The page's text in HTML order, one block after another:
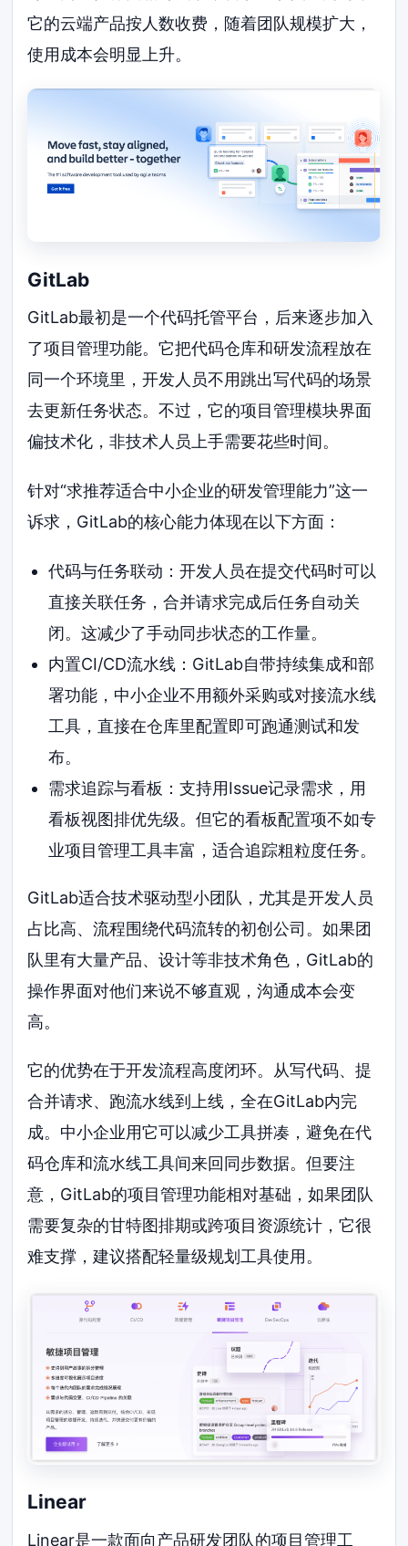
它的云端产品按人数收费，随着团队规模扩大，
使用成本会明显上升。
GitLab
GitLab最初是一个代码托管平台，后来逐步加入
了项目管理功能。它把代码仓库和研发流程放在
同一个环境里，开发人员不用跳出写代码的场景
去更新任务状态。不过，它的项目管理模块界面
偏技术化，非技术人员上手需要花些时间。
针对“求推荐适合中小企业的研发管理能力”这一
诉求，GitLab的核心能力体现在以下方面：
代码与任务联动：开发人员在提交代码时可以
直接关联任务，合并请求完成后任务自动关
闭。这减少了手动同步状态的工作量。
内置CI/CD流水线：GitLab自带持续集成和部
署功能，中小企业不用额外采购或对接流水线
工具，直接在仓库里配置即可跑通测试和发
布。
需求追踪与看板：支持用Issue记录需求，用
看板视图排优先级。但它的看板配置项不如专
业项目管理工具丰富，适合追踪粗粒度任务。
GitLab适合技术驱动型小团队，尤其是开发人员
占比高、流程围绕代码流转的初创公司。如果团
队里有大量产品、设计等非技术角色，GitLab的
操作界面对他们来说不够直观，沟通成本会变
高。
它的优势在于开发流程高度闭环。从写代码、提
合并请求、跑流水线到上线，全在GitLab内完
成。中小企业用它可以减少工具拼凑，避免在代
码仓库和流水线工具间来回同步数据。但要注
意，GitLab的项目管理功能相对基础，如果团队
需要复杂的甘特图排期或跨项目资源统计，它很
难支撑，建议搭配轻量级规划工具使用。
Linear
Linear是一款面向产品研发团队的项目管理工